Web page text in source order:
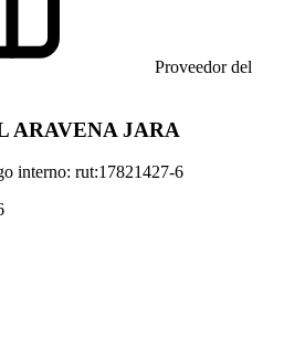
Proveedor del
ARAVENA JARA
interno: rut:17821427-6